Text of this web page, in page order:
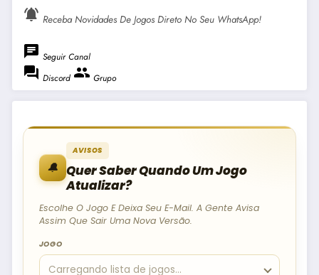
notifications_active Receba Novidades De Jogos Direto No Seu WhatsApp!
chat Seguir Canal
forum Discord group Grupo
🔔
AVISOS
Quer Saber Quando Um Jogo
Atualizar?
Escolhe O Jogo E Deixa Seu E-Mail. A Gente Avisa
Assim Que Sair Uma Nova Versão.
JOGO